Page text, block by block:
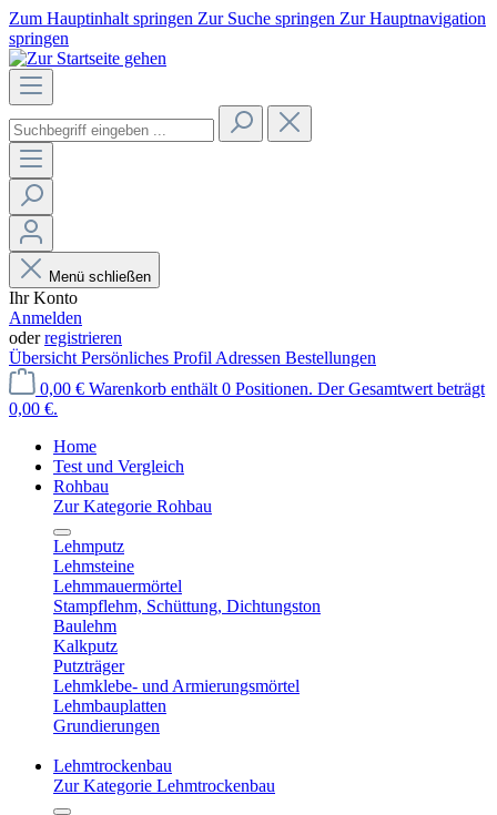
Zum Hauptinhalt springen Zur Suche springen Zur Hauptnavigation
springen
Menü schließen
Ihr Konto
Anmelden
oderregistrieren
Übersicht Persönliches Profil Adressen Bestellungen
0,00 € Warenkorb enthält 0 Positionen. Der Gesamtwert beträgt
0,00 €.
Home
Test und Vergleich
Rohbau
Zur Kategorie Rohbau
Lehmputz
Lehmsteine
Lehmmauermörtel
Stampflehm, Schüttung, Dichtungston
Baulehm
Kalkputz
Putzträger
Lehmklebe- und Armierungsmörtel
Lehmbauplatten
Grundierungen
Lehmtrockenbau
Zur Kategorie Lehmtrockenbau